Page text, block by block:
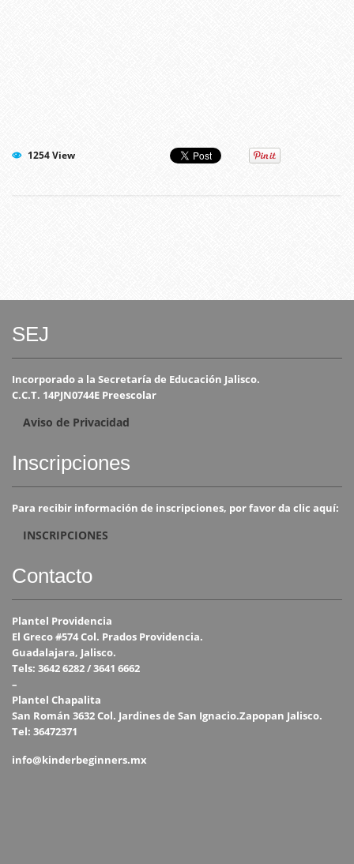
1254 View
SEJ
Incorporado a la Secretaría de Educación Jalisco.
C.C.T. 14PJN0744E Preescolar
Aviso de Privacidad
Inscripciones
Para recibir información de inscripciones, por favor da clic aquí:
INSCRIPCIONES
Contacto
Plantel Providencia
El Greco #574 Col. Prados Providencia.
Guadalajara, Jalisco.
Tels: 3642 6282 / 3641 6662
–
Plantel Chapalita
San Román 3632 Col. Jardines de San Ignacio.Zapopan Jalisco.
Tel: 36472371
info@kinderbeginners.mx